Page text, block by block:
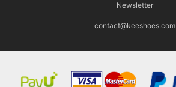
Newsletter
contact@keeshoes.com